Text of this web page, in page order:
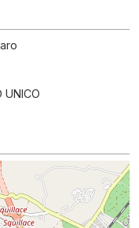
UNICO